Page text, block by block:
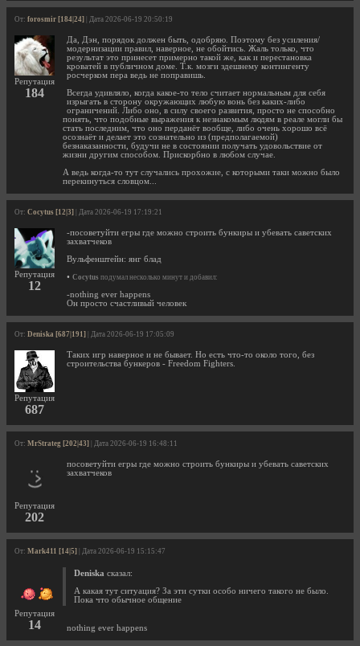
От: forosmir [184|24] | Дата 2026-06-19 20:50:19
Репутация
184
Да, Дэн, порядок должен быть, одобряю. Поэтому без усиления/
модернизации правил, наверное, не обойтись. Жаль только, что
результат это принесет примерно такой же, как и перестановка
кроватей в публичном доме. Т.к. мозги здешнему контингенту
росчерком пера ведь не поправишь.
Всегда удивляло, когда какое-то тело считает нормальным для себя
изрыгать в сторону окружающих любую вонь без каких-либо
ограничений. Либо оно, в силу своего развития, просто не способно
понять, что подобные выражения к незнакомым людям в реале могли бы
стать последним, что оно перданёт вообще, либо очень хорошо всё
осознаёт и делает это сознательно из (предполагаемой)
безнаказанности, будучи не в состоянии получать удовольствие от
жизни другим способом. Прискорбно в любом случае.
А ведь когда-то тут случались прохожие, с которыми таки можно было
перекинуться словцом...
От: Cocytus [12|3] | Дата 2026-06-19 17:19:21
Репутация
12
-посоветуйти егры где можно строить бункиры и убевать саветских
захватчеков
Вульфенштейн: янг блад
• Cocytus подумал несколько минут и добавил:
-nothing ever happens
Он просто счастливый человек
От: Deniska [687|191] | Дата 2026-06-19 17:05:09
Репутация
687
Таких игр наверное и не бывает. Но есть что-то около того, без
строительства бункеров - Freedom Fighters.
От: MrStrateg [202|43] | Дата 2026-06-19 16:48:11
Репутация
202
посоветуйти егры где можно строить бункиры и убевать саветских
захватчеков
От: Mark411 [14|5] | Дата 2026-06-19 15:15:47
Репутация
14
Deniska сказал:
А какая тут ситуация? За эти сутки особо ничего такого не было.
Пока что обычное общение
nothing ever happens